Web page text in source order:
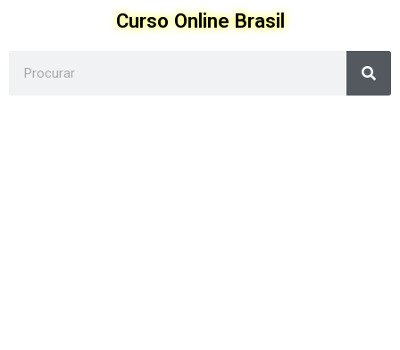
Curso Online Brasil